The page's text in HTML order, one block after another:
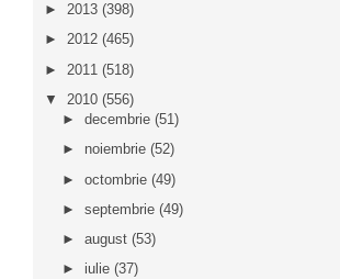
► 2013 (398)
► 2012 (465)
► 2011 (518)
▼ 2010 (556)
► decembrie (51)
► noiembrie (52)
► octombrie (49)
► septembrie (49)
► august (53)
► iulie (37)